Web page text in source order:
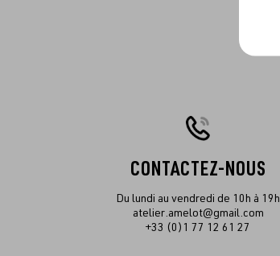
CONTACTEZ-NOUS
Du lundi au vendredi de 10h à 19h
atelier.amelot@gmail.com
+33 (0)1 77 12 61 27